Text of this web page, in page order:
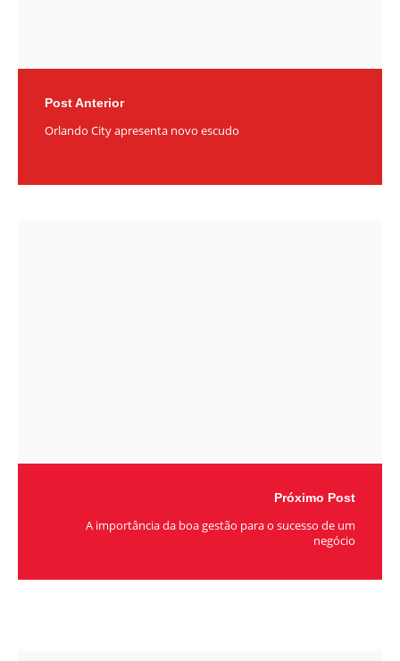
Post Anterior
Orlando City apresenta novo escudo
Próximo Post
A importância da boa gestão para o sucesso de um
negócio